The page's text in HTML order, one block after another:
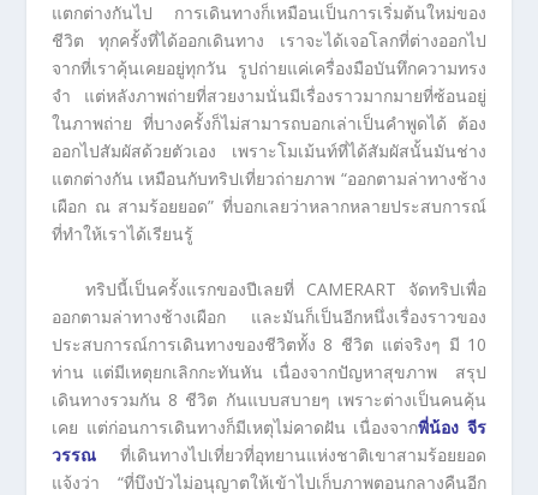
แตกต่างกันไป การเดินทางก็เหมือนเป็นการเริ่มต้นใหม่ของ
ชีวิต ทุกครั้งที่ได้ออกเดินทาง เราจะได้เจอโลกที่ต่างออกไป
จากที่เราคุ้นเคยอยู่ทุกวัน รูปถ่ายแค่เครื่องมือบันทึกความทรง
จำ แต่หลังภาพถ่ายที่สวยงามนั่นมีเรื่องราวมากมายที่ซ้อนอยู่
ในภาพถ่าย ที่บางครั้งก็ไม่สามารถบอกเล่าเป็นคำพูดได้ ต้อง
ออกไปสัมผัสด้วยตัวเอง เพราะโมเม้นท์ที่ได้สัมผัสนั้นมันช่าง
แตกต่างกัน เหมือนกับทริปเที่ยวถ่ายภาพ “ออกตามล่าทางช้าง
เผือก ณ สามร้อยยอด” ที่บอกเลยว่าหลากหลายประสบการณ์
ที่ทำให้เราได้เรียนรู้
ทริปนี้เป็นครั้งแรกของปีเลยที่ CAMERART จัดทริปเพื่อ
ออกตามล่าทางช้างเผือก และมันก็เป็นอีกหนึ่งเรื่องราวของ
ประสบการณ์การเดินทางของชีวิตทั้ง 8 ชีวิต แต่จริงๆ มี 10
ท่าน แต่มีเหตุยกเลิกกะทันหัน เนื่องจากปัญหาสุขภาพ สรุป
เดินทางรวมกัน 8 ชีวิต กันแบบสบายๆ เพราะต่างเป็นคนคุ้น
เคย แต่ก่อนการเดินทางก็มีเหตุไม่คาดฝัน เนื่องจากพี่น้อง จีร
วรรณที่เดินทางไปเที่ยวที่อุทยานแห่งชาติเขาสามร้อยยอด
แจ้งว่า “ที่บึงบัวไม่อนุญาตให้เข้าไปเก็บภาพตอนกลางคืนอีก